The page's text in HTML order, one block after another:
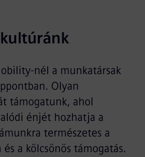
nél a munkatársak
Olyan
támogatunk, ahol
énjét hozhatja a
természetes a
a kölcsönös támogatás.